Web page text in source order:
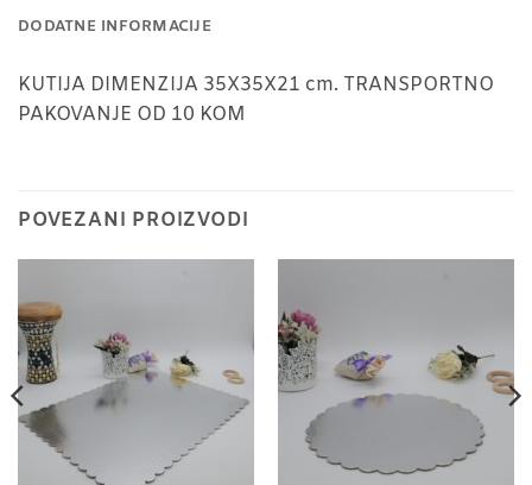
DODATNE INFORMACIJE
KUTIJA DIMENZIJA 35X35X21 cm. TRANSPORTNO
PAKOVANJE OD 10 KOM
POVEZANI PROIZVODI